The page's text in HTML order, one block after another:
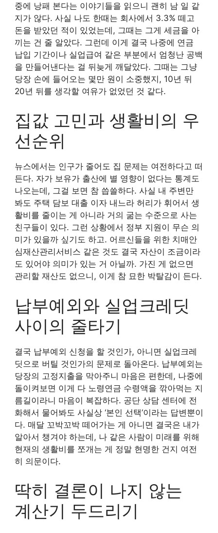
중에 낭패 본다는 이야기들을 읽으니 괜히 남 일 같
지가 않다. 사실 나도 한때는 회사에서 3.3% 떼고
돈을 받았던 적이 있었는데, 그때는 그게 세금을 아
끼는 건 줄 알았다. 그런데 이게 결국 나중에 연금
납입 기간이나 실업급여 같은 부분에서 엄청난 공백
을 만들어낸다는 걸 뒤늦게 깨달았다. 그때는 그냥
당장 손에 들어오는 몇만 원이 소중했지, 10년 뒤
20년 뒤를 생각할 여유가 없었던 것 같다.
집값 고민과 생활비의 우
선순위
뉴스에서는 인구가 줄어도 집 문제는 여전하다고 떠
든다. 자가 보유가 출산에 별 영향이 없다는 통계도
나오는데, 그걸 보면 참 씁쓸하다. 사실 내 주변만
봐도 주택 담보 대출 이자 내느라 허리가 휘어서 생
활비를 줄이는 게 아니라 거의 굶는 수준으로 사는
친구들이 있다. 그런 상황에서 정부 지원이 무슨 의
미가 있을까 싶기도 하고. 어르신들을 위한 치매안
심재산관리서비스 같은 것도 결국 자산이 조금이라
도 있어야 의미가 있는 거 아닐까. 가진 게 없으면
관리할 재산도 없으니, 이게 참 묘한 박탈감이 든다.
납부예외와 실업크레딧
사이의 줄타기
결국 납부예외 신청을 할 것인가, 아니면 실업크레
딧으로 버틸 것인가의 문제로 돌아온다. 납부예외는
당장의 고정지출을 막아주니 마음은 편한데, 나중에
돌이켜보면 이게 다 노령연금 수령액을 깎아먹는 지
름길이라니 마음이 복잡하다. 공단 상담 센터에 전
화해서 물어봐도 사실상 ‘본인 선택’이라는 답변뿐이
다. 매달 꼬박꼬박 떼어가는 게 아니면 결국은 내가
알아서 챙겨야 하는데, 나 같은 사람이 미래를 위해
현재의 생활비를 쪼개는 게 정말 현명한 건지 여전
히 의문이다.
딱히 결론이 나지 않는
계산기 두드리기